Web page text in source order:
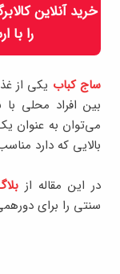
خرید آنلاین
را با
ساج کباب یکی از
بین افراد محلی
می‌توان به عنوان
بالایی که دارد
در این مقاله از
سنتی را برای